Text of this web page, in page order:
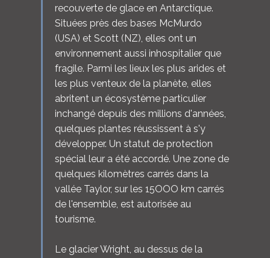
recouverte de glace en Antarctique.
Situées près des bases McMurdo
(USA) et Scott (NZ), elles ont un
environnement aussi inhospitalier que
fragile. Parmi les lieux les plus arides et
les plus venteux de la planète, elles
abritent un écosystème particulier
inchangé depuis des millions d'années,
quelques plantes réussissent à s'y
développer. Un statut de protection
spécial leur a été accordé. Une zone de
quelques kilomètres carrés dans la
vallée Taylor, sur les 15OOO km carrés
de l'ensemble, est autorisée au
tourisme.
Le glacier Wright, au dessus de la